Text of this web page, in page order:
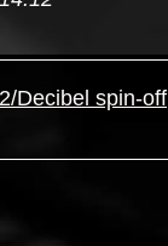
Decibel spin-off